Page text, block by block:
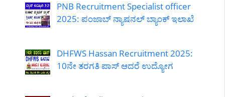
PNB Recruitment Specialist officer
2025: ಪಂಜಾಬ್ ನ್ಯಾಷನಲ್ ಬ್ಯಾಂಕ್ ಇಲಾಖೆ
DHFWS Hassan Recruitment 2025:
10ನೇ ತರಗತಿ ಪಾಸ್ ಆದರೆ ಉದ್ಯೋಗ